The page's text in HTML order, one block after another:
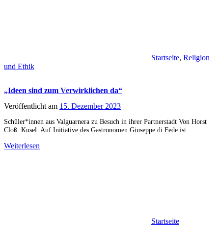
Startseite, Religion
und Ethik
„Ideen sind zum Verwirklichen da“
Veröffentlicht am 15. Dezember 2023
Schüler*innen aus Valguarnera zu Besuch in ihrer Partnerstadt Von Horst
Cloß Kusel. Auf Initiative des Gastronomen Giuseppe di Fede ist
Weiterlesen
Startseite